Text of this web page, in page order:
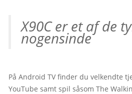
X90C er et af de
nogensinde
På Android TV finder du velkendte
YouTube samt spil såsom The